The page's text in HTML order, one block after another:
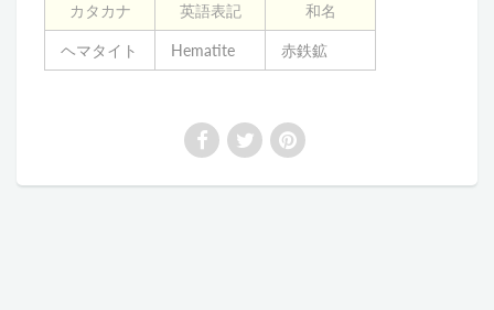
カタカナ 英語表記 和名
ヘマタイト Hematite 赤鉄鉱